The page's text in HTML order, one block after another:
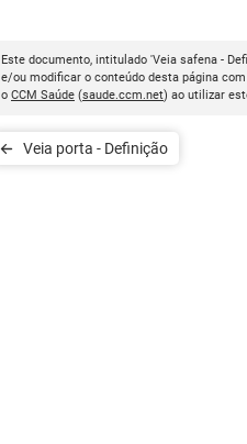
Este documento, intitulado 'Veia safena -
e/ou modificar o conteúdo desta página
o CCM Saúde (saude.ccm.net) ao utilizar
Veia porta - Definição